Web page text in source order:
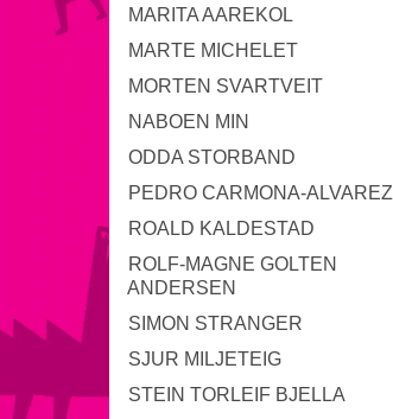
MARITA AAREKOL
MARTE MICHELET
MORTEN SVARTVEIT
NABOEN MIN
ODDA STORBAND
PEDRO CARMONA-ALVAREZ
ROALD KALDESTAD
ROLF-MAGNE GOLTEN
ANDERSEN
SIMON STRANGER
SJUR MILJETEIG
STEIN TORLEIF BJELLA